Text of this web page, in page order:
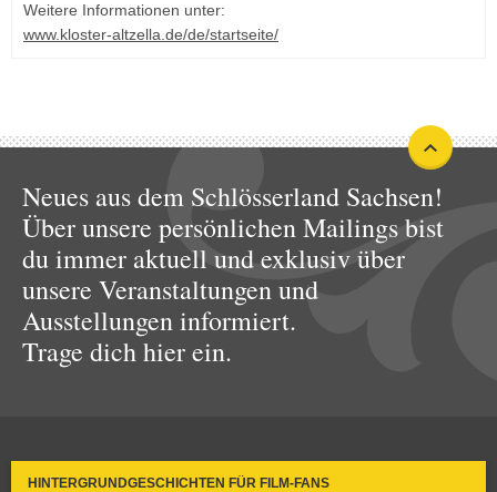
Weitere Informationen unter:
www.kloster-altzella.de/de/startseite/
Neues aus dem Schlösserland Sachsen!
Über unsere persönlichen Mailings bist
du immer aktuell und exklusiv über
unsere Veranstaltungen und
Ausstellungen informiert.
Trage dich hier ein.
HINTERGRUNDGESCHICHTEN FÜR FILM-FANS